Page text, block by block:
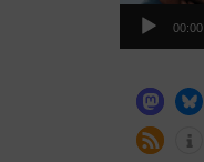
00:00